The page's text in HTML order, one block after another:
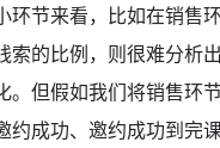
环节来看，比如在销售
索的比例，则很难分析
。但假如我们将销售环
约成功、邀约成功到完